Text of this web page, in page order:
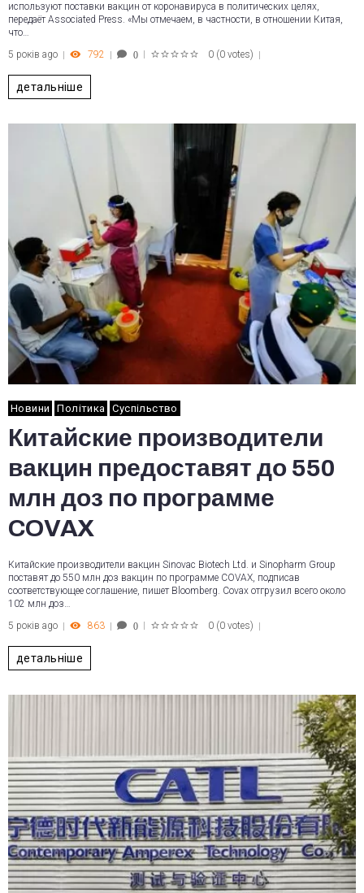
используют поставки вакцин от коронавируса в политических целях,
передаёт Associated Press. «Мы отмечаем, в частности, в отношении Китая,
что…
5 років ago
792 0 0 (0 votes)
детальніше
Новини Політика Суспільство
Китайские производители
вакцин предоставят до 550
млн доз по программе
COVAX
Китайские производители вакцин Sinovac Biotech Ltd. и Sinopharm Group
поставят до 550 млн доз вакцин по программе COVAX, подписав
соответствующее соглашение, пишет Bloomberg. Covax отгрузил всего около
102 млн доз…
5 років ago
863 0 0 (0 votes)
детальніше